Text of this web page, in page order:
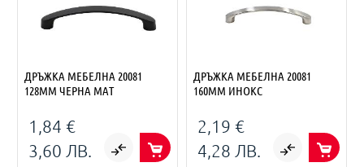
ДРЪЖКА МЕБЕЛНА 20081
128ММ ЧЕРНА МАТ
1,84 €
3,60 ЛВ.
ДРЪЖКА МЕБЕЛНА 20081
160ММ ИНОКС
2,19 €
4,28 ЛВ.